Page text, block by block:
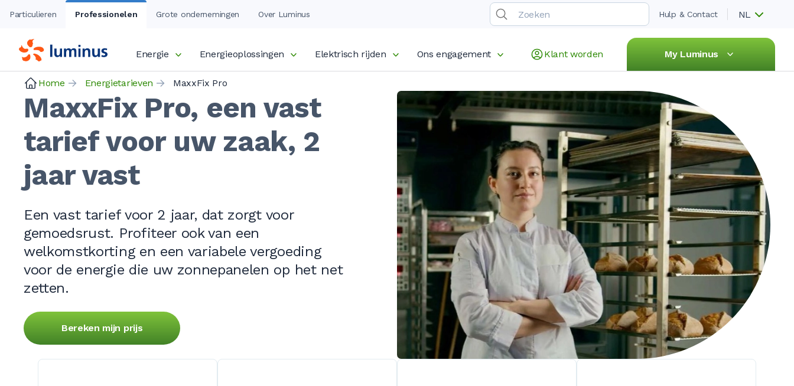
Particulieren Professionelen Grote ondernemingen Over Luminus Hulp & Contact NL
Energie Energieoplossingen Elektrisch rijden Ons engagement Klant worden My Luminus
Home Energietarieven MaxxFix Pro
MaxxFix Pro, een vast
tarief voor uw zaak, 2
jaar vast
Een vast tarief voor 2 jaar, dat zorgt voor
gemoedsrust. Profiteer ook van een
welkomstkorting en een variabele vergoeding
voor de energie die uw zonnepanelen op het net
zetten.
Bereken mijn prijs